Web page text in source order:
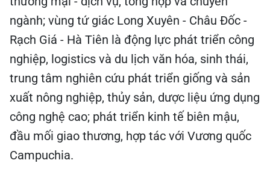
ngành; vùng tứ giác Long Xuyên - Châu Đốc -
Rạch Giá - Hà Tiên là động lực phát triển công
nghiệp, logistics và du lịch văn hóa, sinh thái,
trung tâm nghiên cứu phát triển giống và sản
xuất nông nghiệp, thủy sản, dược liệu ứng dụng
công nghệ cao; phát triển kinh tế biên mậu,
đầu mối giao thương, hợp tác với Vương quốc
Campuchia.